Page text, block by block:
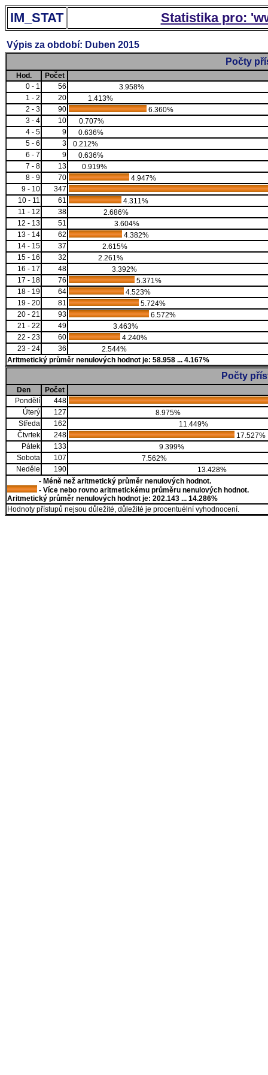
IM_STAT Statistika pro:
Výpis za období: Duben 2015
Počty
Hod.
Počet
0 - 1
56
3.958%
1 - 2
20
1.413%
2 - 3
90
6.360%
3 - 4
10
0.707%
4 - 5
9
0.636%
5 - 6
3
0.212%
6 - 7
9
0.636%
7 - 8
13
0.919%
8 - 9
70
4.947%
9 - 10
347
10 - 11
61
4.311%
11 - 12
38
2.686%
12 - 13
51
3.604%
13 - 14
62
4.382%
14 - 15
37
2.615%
15 - 16
32
2.261%
16 - 17
48
3.392%
17 - 18
76
5.371%
18 - 19
64
4.523%
19 - 20
81
5.724%
20 - 21
93
6.572%
21 - 22
49
3.463%
22 - 23
60
4.240%
23 - 24
36
2.544%
Aritmetický průměr nenulových hodnot je: 58.958 ... 4.167%
Počty
Den
Počet
Pondělí
448
Úterý
127
8.975%
Středa
162
11.449%
Čtvrtek
248
17.527%
Pátek
133
9.399%
Sobota
107
7.562%
Neděle
190
13.428%
- Méně než aritmetický průměr nenulových hodnot.
- Více nebo rovno aritmetickému průměru nenulových hodnot.
Aritmetický průměr nenulových hodnot je: 202.143 ... 14.286%
Hodnoty přístupů nejsou důležíté, důležité je procentuélní vyhodnocení.